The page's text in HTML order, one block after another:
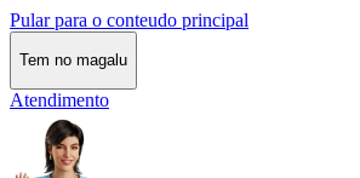
Pular para o conteudo principal
Tem no magalu
Atendimento